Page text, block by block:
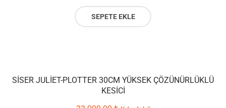
SEPETE EKLE
SISER JULIET-PLOTTER 30CM YÜKSEK ÇÖZÜNÜRLÜKLÜ
KESICI